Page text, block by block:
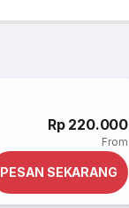
Rp 220.000
From
PESAN SEKARANG